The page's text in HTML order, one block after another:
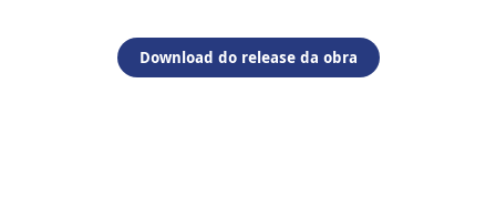
Download do release da obra